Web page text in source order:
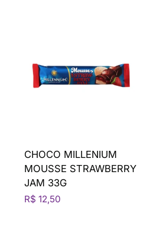
CHOCO MILLENIUM
MOUSSE STRAWBERRY
JAM 33G
R$ 12,50